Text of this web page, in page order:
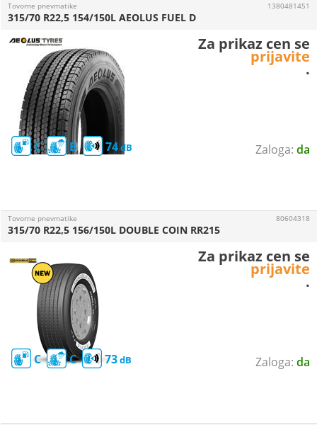
da
Tovorne pnevmatike
C B 74
315/70 R22,5 154/150L AEOLUS FUEL D
1380481451
Za prikaz cen se
prijavite
.
da
Tovorne pnevmatike
C C 73
315/70 R22,5 156/150L DOUBLE COIN RR215
80604318
Za prikaz cen se
prijavite
.